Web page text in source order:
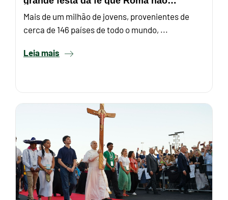
esquecerá
Mais de um milhão de jovens, provenientes de
cerca de 146 países de todo o mundo, ...
Leia mais